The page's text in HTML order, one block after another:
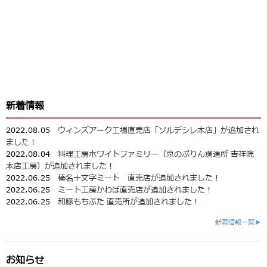
新着情報
2022.08.05 ウィンズアーク工場直売店「ソルデシレ本店」が追加され
ました！
2022.08.04 料理工房ホワイトファミリー（京のぷりん調進所 吉祥院
本店工房）が追加されました！
2022.06.25 榛名十文字ミート 直売店が追加されました！
2022.06.25 ミート工房かわば直売店が追加されました！
2022.06.25 和豚もちぶた 直売所が追加されました！
新着情報一覧▶
お知らせ